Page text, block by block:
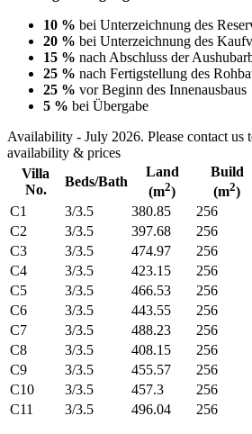
10 % bei Unterzeichnung des
20 % bei Unterzeichnung des
15 % nach Abschluss der
25 % nach Fertigstellung des
25 % vor Beginn des Innenausbaus
5 % bei Übergabe
Availability - July 2026. Please contact us
availability & prices
Villa
No.
Beds/Bath
Land
(m2)
Build
(m2)
C1
3/3.5 380.85 256
C2
3/3.5 397.68 256
C3
3/3.5 474.97 256
C4
3/3.5 423.15 256
C5
3/3.5 466.53 256
C6
3/3.5 443.55 256
C7
3/3.5 488.23 256
C8
3/3.5 408.15 256
C9
3/3.5 455.57 256
C10
3/3.5 457.3 256
C11
3/3.5 496.04 256